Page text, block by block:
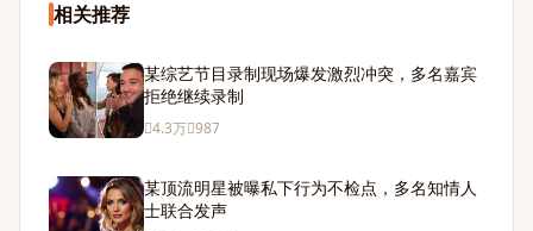
相关推荐
某综艺节目录制现场爆发激烈冲突，多名嘉宾
拒绝继续录制
4.3万 987
某顶流明星被曝私下行为不检点，多名知情人
士联合发声